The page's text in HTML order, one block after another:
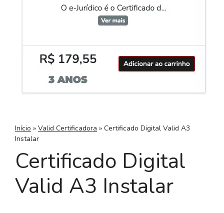
Início » Valid Certificadora » Certificado Digital Valid A3
Instalar
Certificado Digital
Valid A3 Instalar